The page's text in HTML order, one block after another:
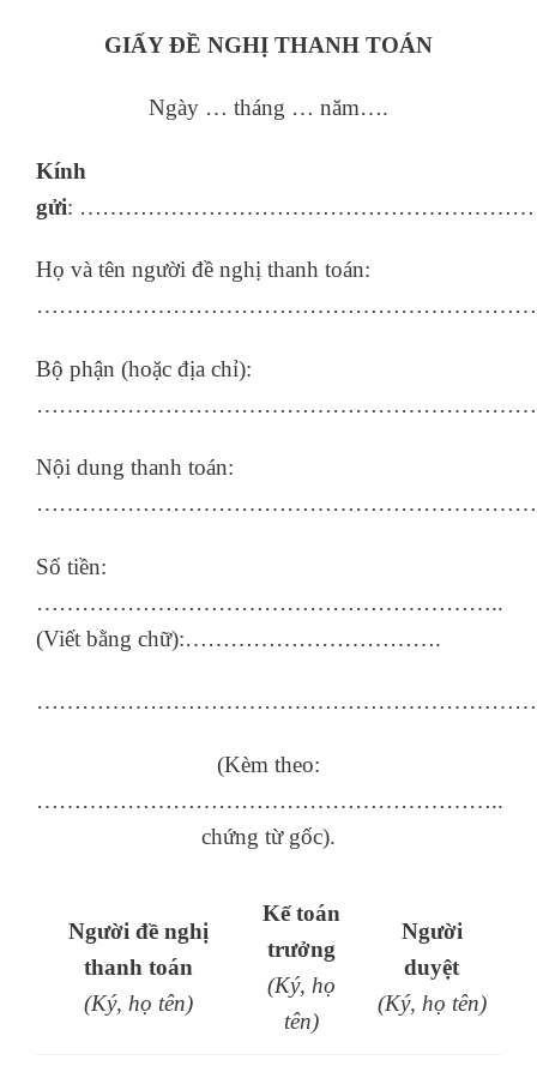
GIẤY ĐỀ NGHỊ THANH TOÁN
Ngày … tháng … năm….
Kính
gửi:
Họ và tên người đề nghị thanh toán:
Bộ phận (hoặc địa chỉ):
Nội dung thanh toán:
Số tiền:
……………………………………………………..
(Viết bằng chữ):…………………………….
(Kèm theo:
……………………………………………………..
chứng từ gốc).
Người đề nghị
thanh toán
(Ký, họ tên)
Kế toán
trưởng
(Ký, họ
tên)
Người
duyệt
(Ký, họ tên)